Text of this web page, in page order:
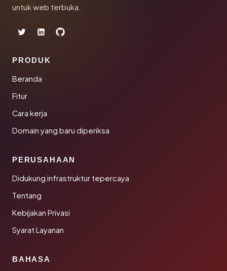
untuk web terbuka.
PRODUK
Beranda
Fitur
Cara kerja
Domain yang baru diperiksa
PERUSAHAAN
Didukung infrastruktur tepercaya
Tentang
Kebijakan Privasi
Syarat Layanan
BAHASA